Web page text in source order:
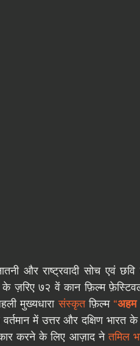
और राष्ट्रवादी सोच एवं
के ज़रिए ७२ वें कान फ़िल्म
मुख्यधारा संस्कृत फ़िल्म “अहम
में उत्तर और दक्षिण भारत
करने के लिए आज़ाद ने तमिल